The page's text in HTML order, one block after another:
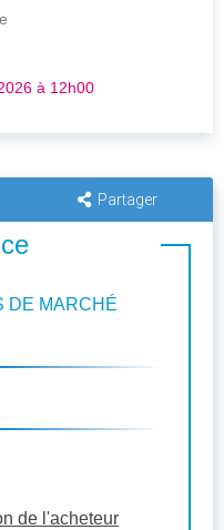
à 12h00
Partager
DE MARCHÉ
de l'acheteur